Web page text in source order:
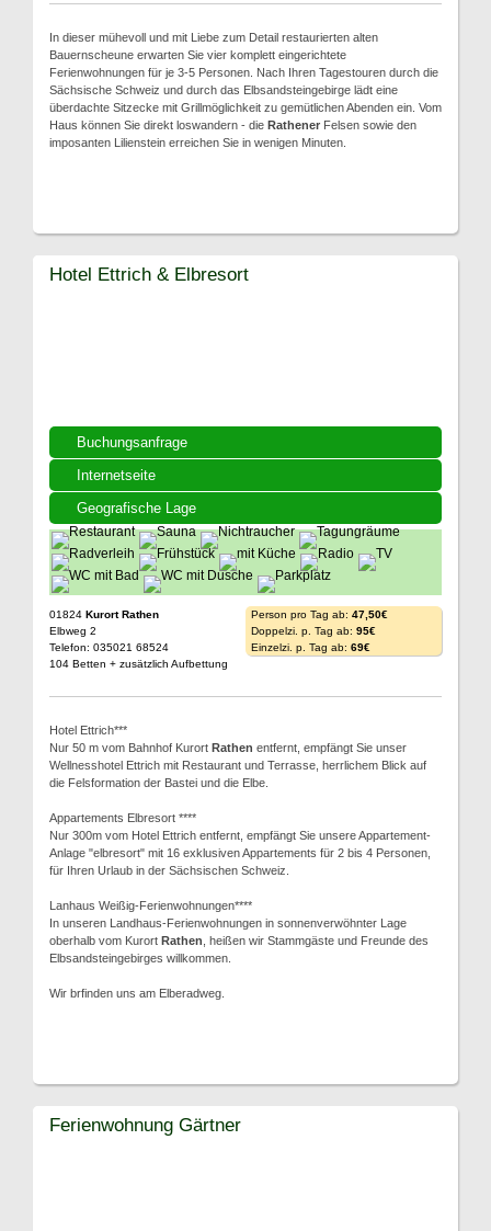
In dieser mühevoll und mit Liebe zum Detail restaurierten alten
Bauernscheune erwarten Sie vier komplett eingerichtete
Ferienwohnungen für je 3-5 Personen. Nach Ihren Tagestouren durch die
Sächsische Schweiz und durch das Elbsandsteingebirge lädt eine
überdachte Sitzecke mit Grillmöglichkeit zu gemütlichen Abenden ein. Vom
Haus können Sie direkt loswandern - die Rathener Felsen sowie den
imposanten Lilienstein erreichen Sie in wenigen Minuten.
Buchungsanfrage
Internetseite
Geografische Lage
Hotel Ettrich & Elbresort
01824 Kurort Rathen
Elbweg 2
Telefon: 035021 68524
104 Betten + zusätzlich Aufbettung
Person pro Tag ab: 47,50€
Doppelzi. p. Tag ab: 95€
Einzelzi. p. Tag ab: 69€
Hotel Ettrich***
Nur 50 m vom Bahnhof Kurort Rathen entfernt, empfängt Sie unser
Wellnesshotel Ettrich mit Restaurant und Terrasse, herrlichem Blick auf
die Felsformation der Bastei und die Elbe.
Appartements Elbresort ****
Nur 300m vom Hotel Ettrich entfernt, empfängt Sie unsere Appartement-
Anlage "elbresort" mit 16 exklusiven Appartements für 2 bis 4 Personen,
für Ihren Urlaub in der Sächsischen Schweiz.
Lanhaus Weißig-Ferienwohnungen****
In unseren Landhaus-Ferienwohnungen in sonnenverwöhnter Lage
oberhalb vom Kurort Rathen , heißen wir Stammgäste und Freunde des
Elbsandsteingebirges willkommen.
Wir brfinden uns am Elberadweg.
Ferienwohnung Gärtner